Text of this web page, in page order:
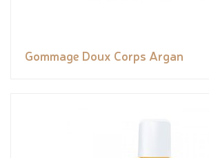
Gommage Doux Corps Argan